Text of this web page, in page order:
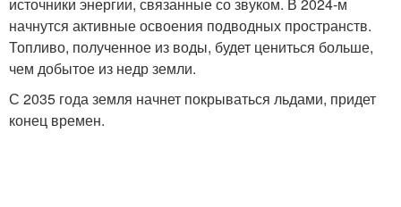
источники энергии, связанные со звуком. В 2024-м
начнутся активные освоения подводных пространств.
Топливо, полученное из воды, будет цениться больше,
чем добытое из недр земли.
С 2035 года земля начнет покрываться льдами, придет
конец времен.